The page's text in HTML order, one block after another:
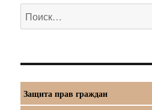
Искать:
Защита прав граждан